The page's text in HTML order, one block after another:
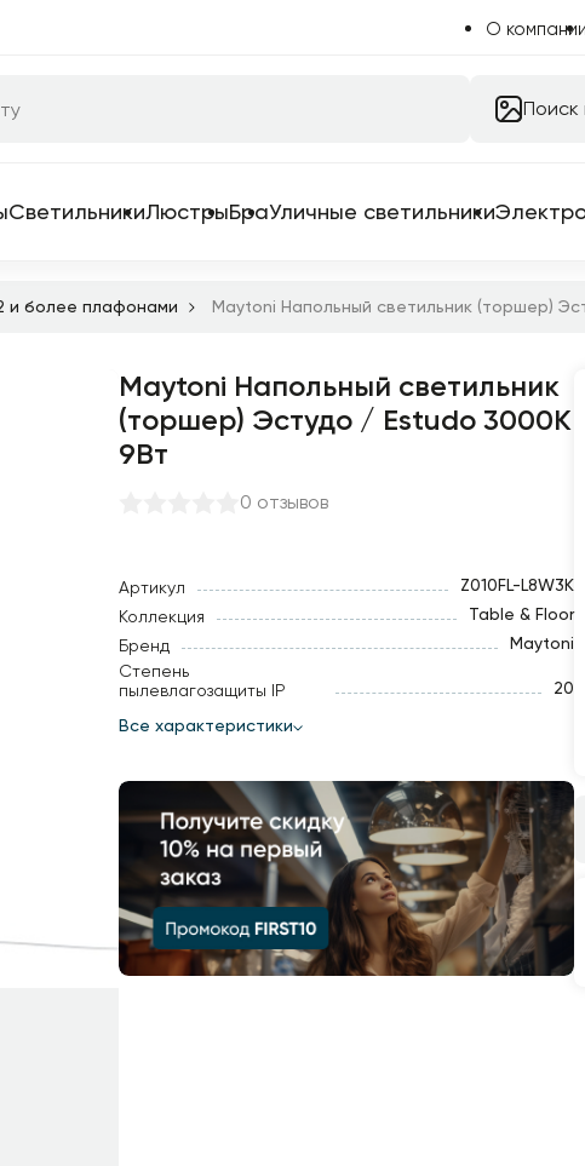
О компании
Поиск
системы
для трековых систем
СветильникиЛюстрыБраУличные светильники
и более плафонами Maytoni Напольный светильник (торшер)
Maytoni Напольный светильник
(торшер) Эстудо / Estudo 3000К
9Вт
0 отзывов
Артикул
Z010FL-L8W3K
Коллекция
Table & Floor
Бренд
Maytoni
Степень
пылевлагозащиты IP
20
Все характеристики